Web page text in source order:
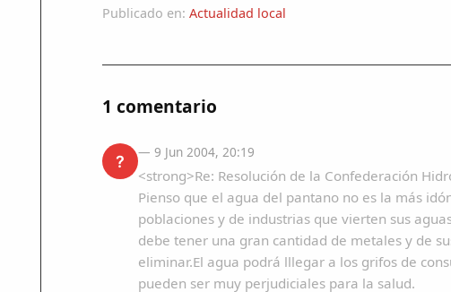
Publicado en: Actualidad local
1 comentario
? — 9 Jun 2004, 20:19
<strong>Re: Resolución de la Confederación
Pienso que el agua del pantano no es la más
poblaciones y de industrias que vierten sus
debe tener una gran cantidad de metales y de
eliminar.El agua podrá lllegar a los grifos de
pueden ser muy perjudiciales para la salud.